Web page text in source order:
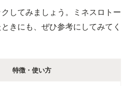
してみましょう。ミネスロトー
きにも、ぜひ参考にしてみてく
特徴・使い方